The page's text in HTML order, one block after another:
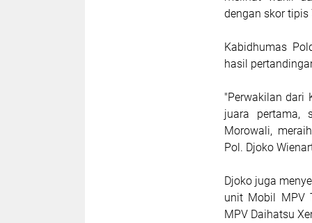
dengan skor tipis
Kabidhumas
hasil
"Perwakilan dari
juara pertama,
Morowali,
Pol. Djoko
Djoko juga
unit Mobil MPV
MPV Daihatsu